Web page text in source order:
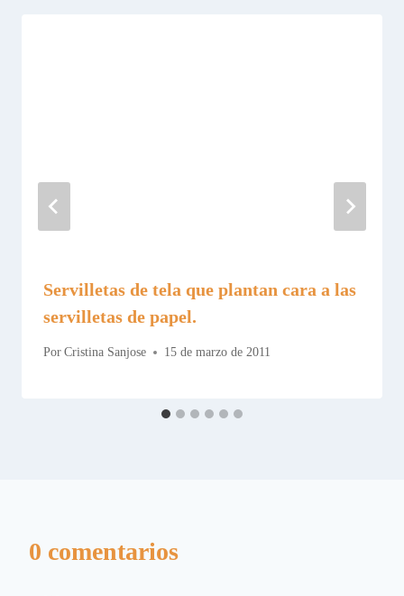
Servilletas de tela que plantan cara a las
servilletas de papel.
Por Cristina Sanjose 15 de marzo de 2011
0 comentarios